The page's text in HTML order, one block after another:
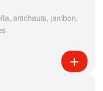
artichauts, jambon,